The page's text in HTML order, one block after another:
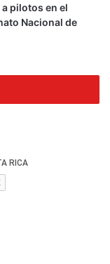
pilotos en el
Nacional de